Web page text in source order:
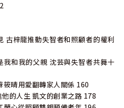
古梓龍推動失智者和照顧者的權利
和我的父親 沈芸與失智者共舞十
筱晴用愛翻轉家人關係 160
的人生 凱文的創業之路 178